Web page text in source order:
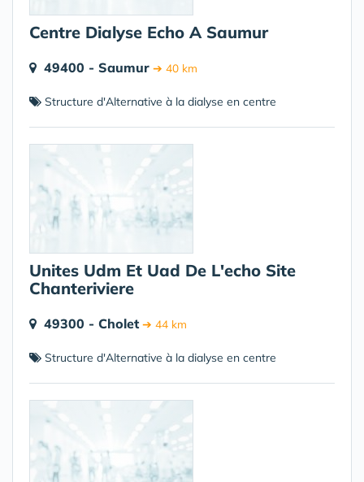
Centre Dialyse Echo A Saumur
49400 - Saumur ➔ 40 km
Structure d'Alternative à la dialyse en centre
Unites Udm Et Uad De L'echo Site
Chanteriviere
49300 - Cholet ➔ 44 km
Structure d'Alternative à la dialyse en centre